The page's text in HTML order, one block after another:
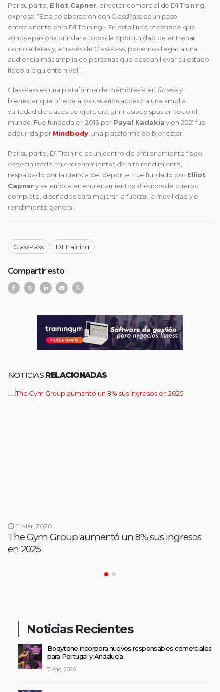
Por su parte, Elliot Capner , director comercial de D1 Training,
expresa: “Esta colaboración con ClassPass es un paso
emocionante para D1 Training». En esta línea reconoce que
«0nos apasiona brindar a todos la oportunidad de entrenar
como atletas y, a través de ClassPass, podemos llegar a una
audiencia más amplia de personas que desean llevar su estado
físico al siguiente nivel”.
ClassPass es una plataforma de membresía en fitnessy
bienestar que ofrece a los usuarios acceso a una amplia
variedad de clases de ejercicio, gimnasios y spas en todo el
mundo. Fue fundada en 2013 por Payal Kadakia y en 2021 fue
adquirida por Mindbody, una plataforma de bienestar.
Por su parte, D1 Training es un centro de entrenamiento físico
especializado en entrenamientos de alto rendimiento,
respaldado por la ciencia del deporte. Fue fundado por Elliot
Capnery se enfoca en entrenamientos atléticos de cuerpo
completo, diseñados para mejorar la fuerza, la movilidad y el
rendimiento general.
ClassPass D1 Training
Compartir esto
NOTICIAS RELACIONADAS
11 Mar, 2026
The Gym Group aumentó un 8% sus ingresos
en 2025
Noticias Recientes
Bodytone incorpora nuevos responsables comerciales
para Portugal y Andalucía
7 Ago, 2026